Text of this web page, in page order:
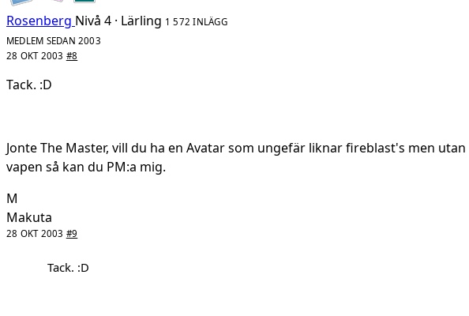
Rosenberg Nivå 4 · Lärling 1 572 INLÄGG
MEDLEM SEDAN 2003
28 OKT 2003 #8
Tack. :D
Jonte The Master, vill du ha en Avatar som ungefär liknar fireblast's men utan
vapen så kan du PM:a mig.
M
Makuta
28 OKT 2003 #9
Tack. :D